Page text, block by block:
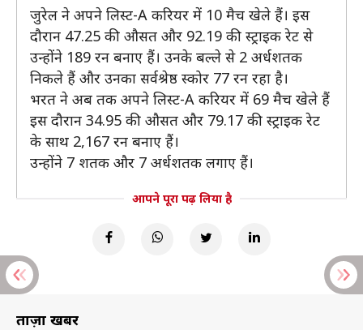
जुरेल ने अपने लिस्ट-A करियर में 10 मैच खेले हैं। इस
दौरान 47.25 की औसत और 92.19 की स्ट्राइक रेट से
उन्होंने 189 रन बनाए हैं। उनके बल्ले से 2 अर्धशतक
निकले हैं और उनका सर्वश्रेष्ठ स्कोर 77 रन रहा है।
भरत ने अब तक अपने लिस्ट-A करियर में 69 मैच खेले हैं
इस दौरान 34.95 की औसत और 79.17 की स्ट्राइक रेट
के साथ 2,167 रन बनाए हैं।
उन्होंने 7 शतक और 7 अर्धशतक लगाए हैं।
आपने पूरा पढ़ लिया है
ताज़ा खबरें